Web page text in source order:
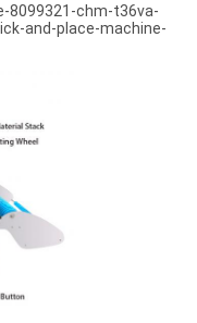
8099321-chm-t36va-
and-place-machine-